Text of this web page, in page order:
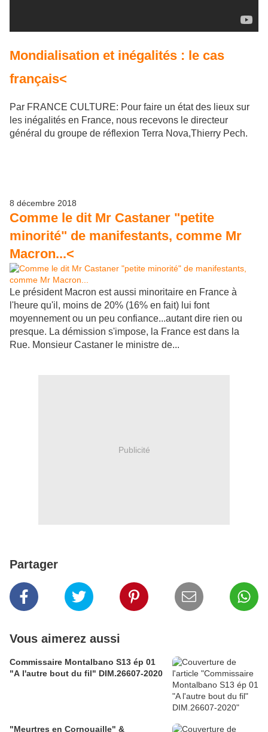
Mondialisation et inégalités : le cas
français<
Par FRANCE CULTURE: Pour faire un état des lieux sur
les inégalités en France, nous recevons le directeur
général du groupe de réflexion Terra Nova,Thierry Pech.
8 décembre 2018
Comme le dit Mr Castaner "petite
minorité" de manifestants, comme Mr
Macron...<
Le président Macron est aussi minoritaire en France à
l'heure qu'il, moins de 20% (16% en fait) lui font
moyennement ou un peu confiance...autant dire rien ou
presque. La démission s'impose, la France est dans la
Rue. Monsieur Castaner le ministre de...
Publicité
Partager
Vous aimerez aussi
Commissaire Montalbano S13 ép 01
"A l'autre bout du fil" DIM.26607-2020
"Meurtres en Cornouaille" &